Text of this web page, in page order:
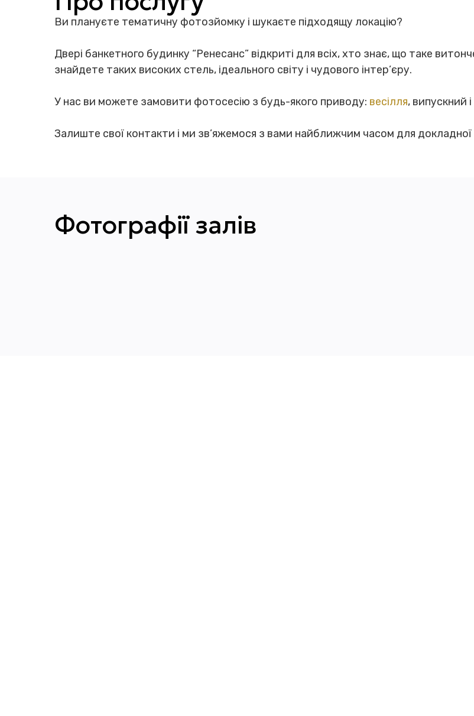
Ви плануєте тематичну фотозйомку і шукаєте підходящу локацію?
Двері банкетного будинку “Ренесанс” відкриті для всіх, хто знає, що таке
знайдете таких високих стель, ідеального світу і чудового інтер’єру.
У нас ви можете замовити фотосесію з будь-якого приводу: весілля, випускний
Залиште свої контакти і ми зв’яжемося з вами найближчим часом для докладної
Фотографії залів